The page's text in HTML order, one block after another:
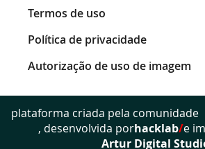
Termos de uso
Política de privacidade
Autorização de uso de imagem
plataforma criada pela comunidade
, desenvolvida porhacklab/e
Artur Digital